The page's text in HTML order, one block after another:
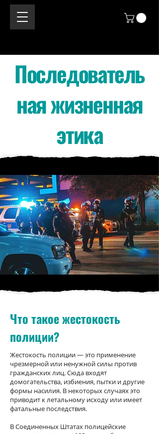
Последователь
ная жизненная
этика
Что такое жестокость
полиции?
Жестокость полиции — это применение
чрезмерной или ненужной силы против
гражданских лиц. Сюда входят
домогательства, избиения, пытки и другие
формы насилия. В некоторых случаях это
приводит к летальному исходу или имеет
фатальные последствия.
В Соединенных Штатах полицейские